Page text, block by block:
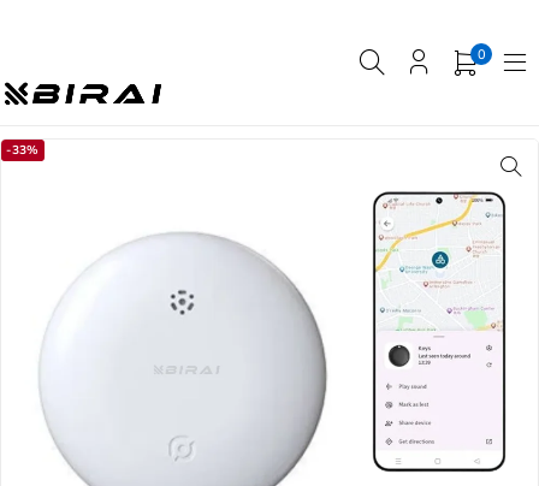
0
-33%